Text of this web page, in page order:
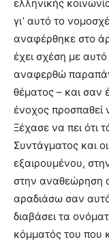
ελληνικής
γι’ αυτό το
αναφέρθηκε στο
έχει σχέση με
αναφερθώ
θέματος – και σαν
ένοχος προσπαθεί
Ξέχασε να πει ότι
Συντάγματος και
εξαιρουμένου,
στην αναθεώρηση
αραδιάσω σαν
διαβάσει τα
κόμματός του που